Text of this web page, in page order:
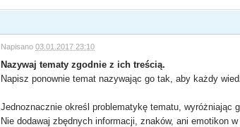
Napisano03.01.2017 23:10
Nazywaj tematy zgodnie z ich treścią.
Napisz ponownie temat nazywając go tak, aby każdy
Jednoznacznie określ problematykę tematu, wyróżniając
Nie dodawaj zbędnych informacji, znaków, ani emotikon w